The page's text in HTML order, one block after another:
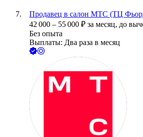
Продавец в салон МТС (ТЦ
42 000 – 55 000 ₽ за месяц, до
Без опыта
Выплаты: Два раза в месяц